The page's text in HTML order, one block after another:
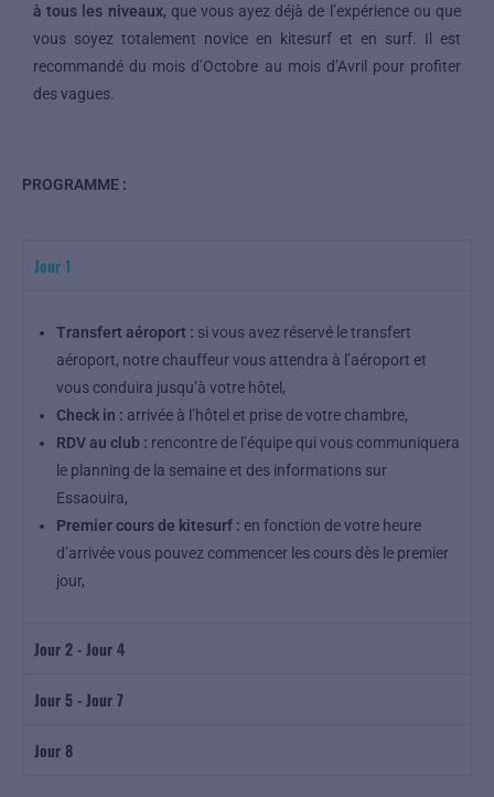
à tous les niveaux, que vous ayez déjà de l’expérience ou que
vous soyez totalement novice en kitesurf et en surf. Il est
recommandé du mois d’Octobre au mois d’Avril pour profiter
des vagues.
PROGRAMME :
Jour 1
Transfert aéroport : si vous avez réservé le transfert
aéroport, notre chauffeur vous attendra à l’aéroport et
vous conduira jusqu’à votre hôtel,
Check in : arrivée à l’hôtel et prise de votre chambre,
RDV au club : rencontre de l’équipe qui vous communiquera
le planning de la semaine et des informations sur
Essaouira,
Premier cours de kitesurf : en fonction de votre heure
d’arrivée vous pouvez commencer les cours dès le premier
jour,
Jour 2 - Jour 4
Jour 5 - Jour 7
Jour 8